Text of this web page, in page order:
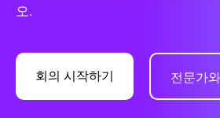
오.
회의 시작하기 전문가